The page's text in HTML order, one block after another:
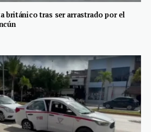
británico tras ser arrastrado por el